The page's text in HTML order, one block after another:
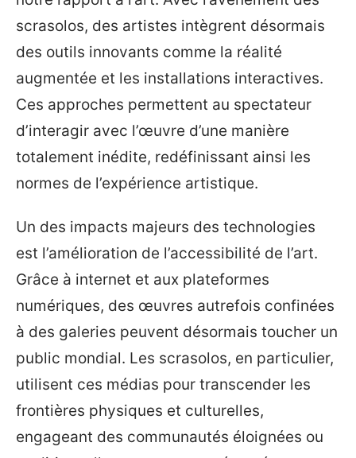
scrasolos, des artistes intègrent désormais
des outils innovants comme la réalité
augmentée et les installations interactives.
Ces approches permettent au spectateur
d’interagir avec l’œuvre d’une manière
totalement inédite, redéfinissant ainsi les
normes de l’expérience artistique.
Un des impacts majeurs des technologies
est l’amélioration de l’accessibilité de l’art.
Grâce à internet et aux plateformes
numériques, des œuvres autrefois confinées
à des galeries peuvent désormais toucher un
public mondial. Les scrasolos, en particulier,
utilisent ces médias pour transcender les
frontières physiques et culturelles,
engageant des communautés éloignées ou